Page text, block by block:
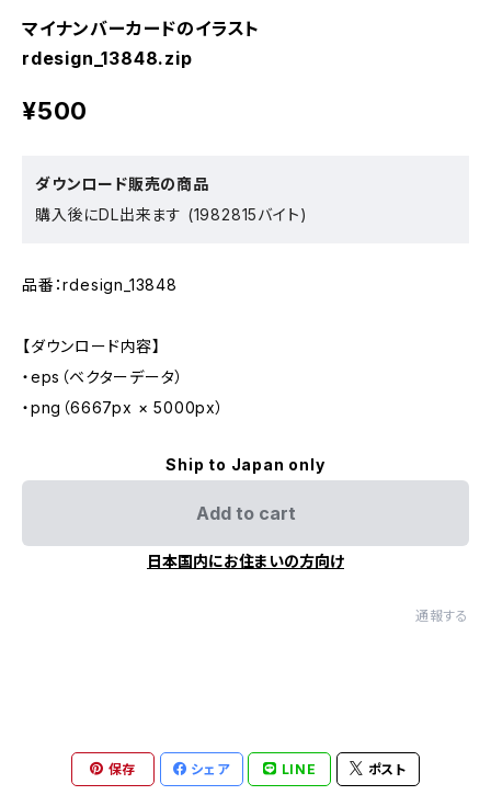
マイナンバーカードのイラスト
rdesign_13848.zip
¥500
ダウンロード販売の商品
購入後にDL出来ます (1982815バイト)
品番：rdesign_13848
【ダウンロード内容】
・eps（ベクターデータ）
・png（6667px × 5000px）
Ship to Japan only
Add to cart
日本国内にお住まいの方向け
通報する
保存 シェア LINE ポスト